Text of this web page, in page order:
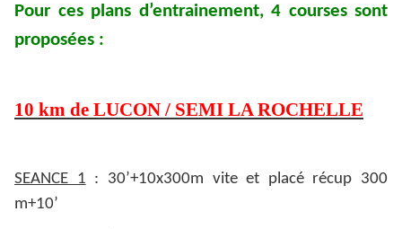
Pour ces plans d’entrainement, 4 courses sont
proposées :
10 km de LUCON / SEMI LA ROCHELLE
SEANCE 1 : 30’+10x300m vite et placé récup 300
m+10’